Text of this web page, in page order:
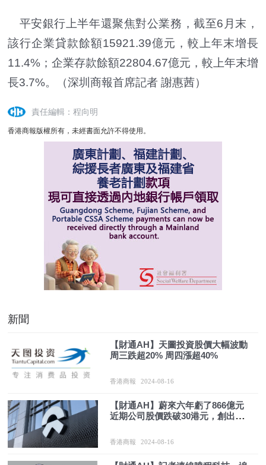
平安銀行上半年還聚焦對公業務，截至6月末，
該行企業貸款餘額15921.39億元，較上年末增長
11.4%；企業存款餘額22804.67億元，較上年末增
長3.7%。
（深圳商報首席記者 謝惠茜）
責任編輯：程向明
香港商報版權所有，未經書面允許不得使用。
新聞
【財通AH】天圖投資股價大幅波動
周三跌超20% 周四漲超40%
香港商報 2024-08-16
【財通AH】蔚來六年虧了866億元
近期公司股價跌破30港元，創出歷
香港商報 2024-08-16